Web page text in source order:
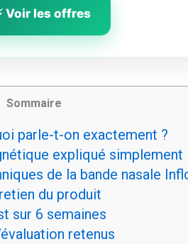
Voir les offres
Sommaire
parle-t-on exactement ?
expliqué simplement
de la bande nasale
du produit
sur 6 semaines
retenus